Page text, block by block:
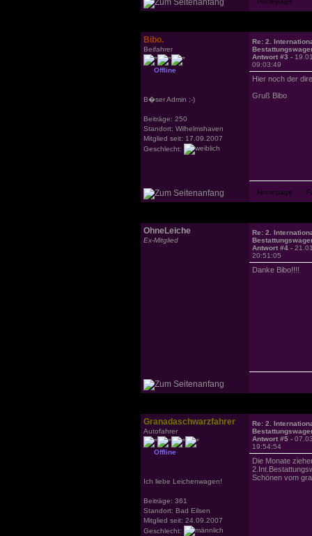
Bibo.
Beifahrer
Offline
B�ser Admin ;-)
Beiträge: 250
Standort: Wilhelmshaven
Mitglied seit: 17.09.2007
Geschlecht:
Re: 2.
Antwort #3 -
09:03:49
Hier noch der
Gruß Bibo
OhneLeiche
Ex-Mitglied
Re: 2.
Antwort #4 -
20:51:05
Danke Bibo!!!!
Granadaschwarzfahrer
Autofahrer
Offline
Ich liebe Leichenwagen!
Beiträge: 361
Standort: Bad Eilsen
Mitglied seit: 24.09.2007
Geschlecht:
Re: 2.
Antwort #5 -
19:54:54
Die Monate
Schönen vom